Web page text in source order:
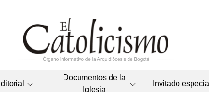
Documentos de la
Iglesia
Invitado especial